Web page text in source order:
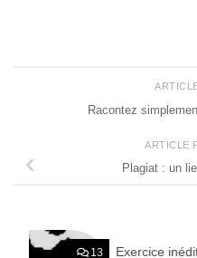
Racontez
ARTICLE
Plagiat : un
Exercice
13